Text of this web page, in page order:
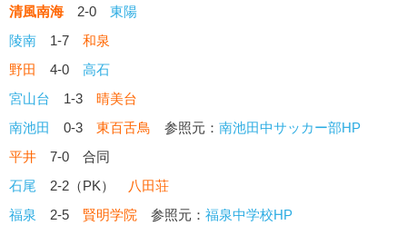
清風南海 2-0 東陽
陵南 1-7 和泉
野田
4-0 高石
宮山台 1-3
晴美台
南池田
0-3 東百舌鳥 参照元： 南池田中サッカー部HP
平井 7-0 合同
石尾 2-2（PK）
八田荘
福泉
2-5 賢明学院 参照元： 福泉中学校HP